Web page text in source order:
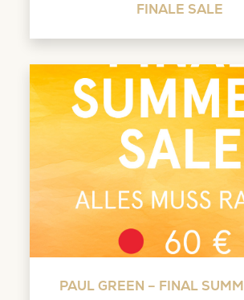
FINALE SALE
PAUL GREEN – FINAL